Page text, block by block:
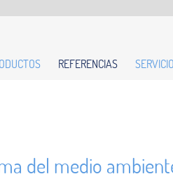
REFERENCIAS SERVICIO
del medio